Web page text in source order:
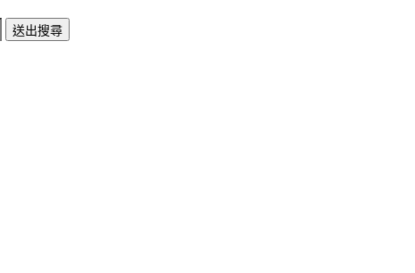
送出搜尋